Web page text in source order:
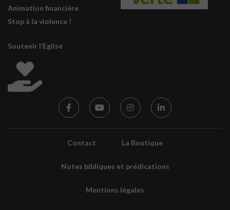
Animation financière
Stop à la violence !
Soutenir l’Eglise
Contact La Boutique
Notes bibliques et prédications
Mentions légales